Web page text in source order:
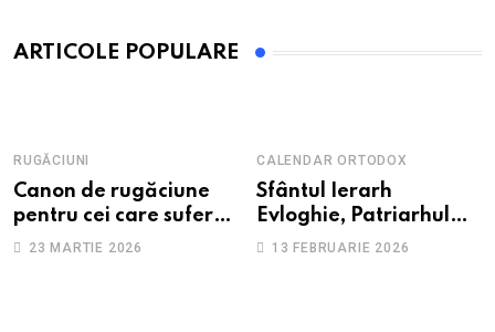
ARTICOLE POPULARE
RUGĂCIUNI
Canon de rugăciune
pentru cei care suferă
de depresie și
23 MARTIE 2026
CALENDAR ORTODOX
Sfântul Ierarh
Evloghie, Patriarhul
Alexandriei
13 FEBRUARIE 2026